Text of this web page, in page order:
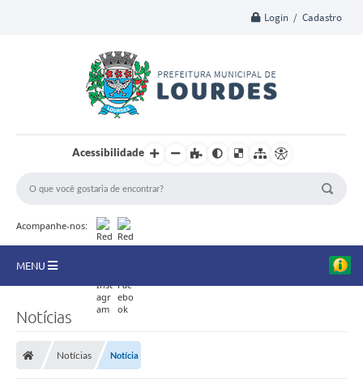
Login / Cadastro
Acessibilidade
Acompanhe-nos:
MENU
Notícias
Notícias Notícia